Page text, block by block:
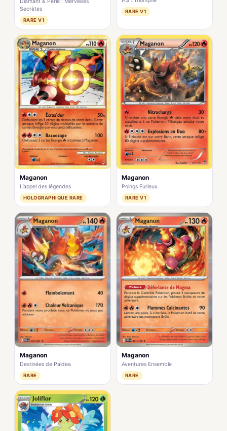
Secrètes
RARE V1
RARE V1
Maganon
L’appel des légendes
HOLOGRAPHIQUE RARE
Maganon
Poings Furieux
RARE V1
Maganon
Destinées de Paldea
RARE
Maganon
Aventures Ensemble
RARE